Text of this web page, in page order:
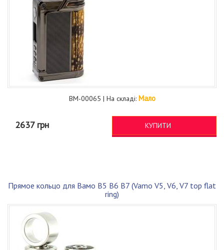
BM-00065 | На складі: Мало
2637 грн КУПИТИ
Прямое кольцо для Вамо В5 В6 В7 (Vamo V5, V6, V7 top flat
ring)